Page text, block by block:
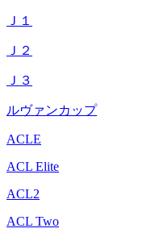
Ｊ１
Ｊ２
Ｊ３
ルヴァンカップ
ACLE
ACL Elite
ACL2
ACL Two